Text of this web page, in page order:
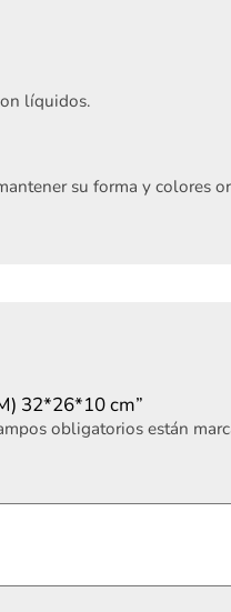
líquidos.
su forma y colores
32*26*10 cm”
obligatorios están